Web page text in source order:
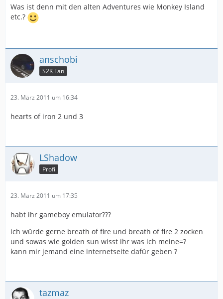
Was ist denn mit den alten Adventures wie Monkey Island
etc.?
anschobi
S2K Fan
23. März 2011 um 16:34
hearts of iron 2 und 3
LShadow
Profi
23. März 2011 um 17:35
habt ihr gameboy emulator???
ich würde gerne breath of fire und breath of fire 2 zocken
und sowas wie golden sun wisst ihr was ich meine=?
kann mir jemand eine internetseite dafür geben ?
tazmaz